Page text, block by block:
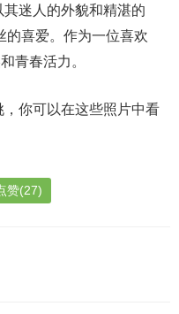
迷人的外貌和精湛的
的喜爱。作为一位喜欢
青春活力。
你可以在这些照片中看
赞(27)